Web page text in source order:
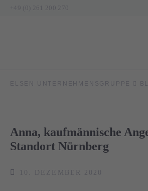
ELSEN UNTERNEHMENSGRUPPE
Anna, kaufmännische
Standort Nürnberg
10. DEZEMBER 2020